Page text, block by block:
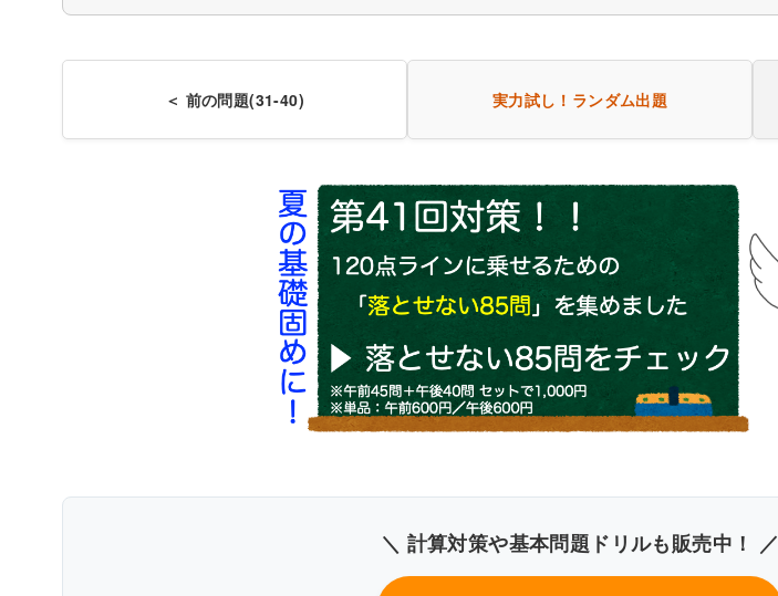
人体の構造と機能及び疾病の成り立ち
解説付き60問を見る（PDF・500円）
＜ 前の問題(31-40) 実力試し！ ランダム出題
＼ 計算対策や基本問題ドリルも販売中！ ／